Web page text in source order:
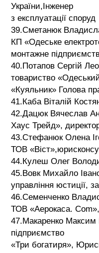
України,Інженер
з експлуатації споруд
39.Сметанюк
КП «Одеське
монтажне
40.Потапов Сергій
товариство
«Куяльник» Голова
41.Каба Віталій
42.Дацюк Вячеслав
Хаус Трейд»,
43.Стефанюк Олена
ТОВ
44.Кулеш Олег
45.Вовк Михайло
управління юстиції,
46.Семенченко
ТОВ «Аерокаса.
47.Макаренко
підприємство
«Три богатиря»,